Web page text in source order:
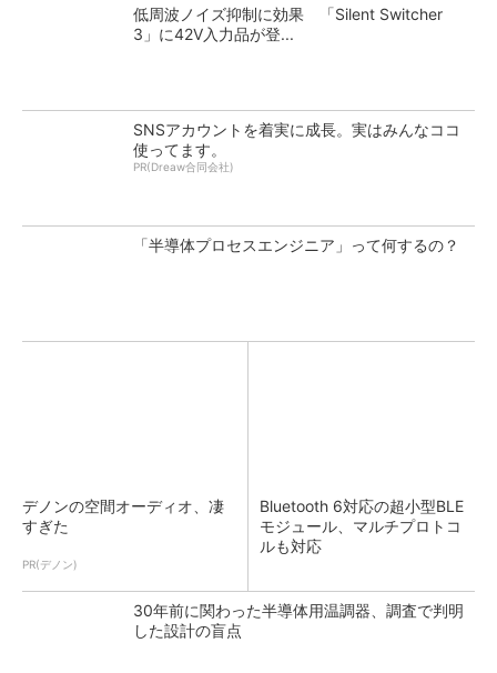
低周波ノイズ抑制に効果 「Silent Switcher
3」に42V入力品が登...
SNSアカウントを着実に成長。実はみんなココ
使ってます。
PR(Dreaw合同会社)
「半導体プロセスエンジニア」って何するの？
デノンの空間オーディオ、凄
すぎた
PR(デノン)
Bluetooth 6対応の超小型BLE
モジュール、マルチプロトコ
ルも対応
30年前に関わった半導体用温調器、調査で判明
した設計の盲点